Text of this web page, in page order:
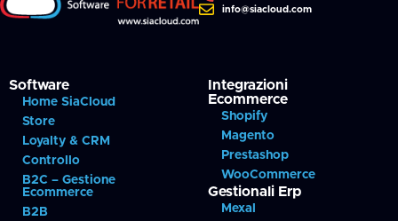
info@siacloud.com
Software
Home SiaCloud
Store
Loyalty & CRM
Controllo
B2C – Gestione
Ecommerce
B2B
Integrazioni
Ecommerce
Shopify
Magento
Prestashop
WooCommerce
Gestionali Erp
Mexal